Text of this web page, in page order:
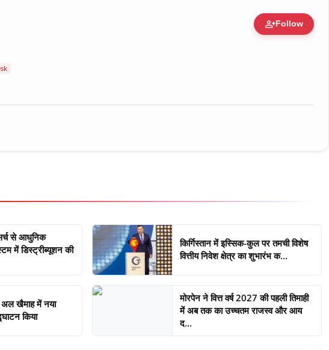
person_addFollow
Public Figure • 30 Mar, 2026
से आधुनिक
में डिस्ट्रीब्यूशन की
किर्गिस्तान में इस्सिक-कुल पर तमची विशेष
वित्तीय निवेश क्षेत्र का शुभारंभ क...
खैमाह में नया
किया
मोरपेन ने वित्त वर्ष 2027 की पहली तिमाही
में अब तक का उच्चतम राजस्व और आय
द...